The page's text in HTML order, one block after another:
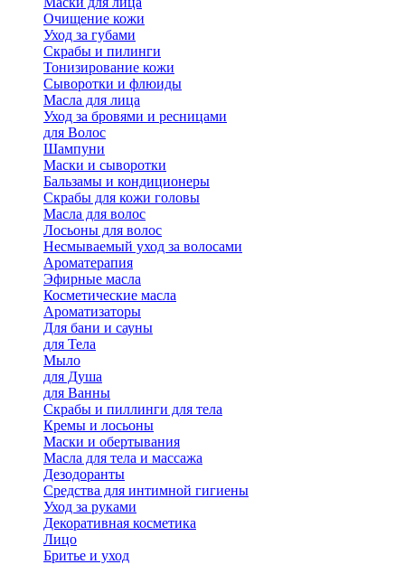
Очищение кожи
Уход за губами
Скрабы и пилинги
Тонизирование кожи
Сыворотки и флюиды
Масла для лица
Уход за бровями и ресницами
для Волос
Шампуни
Маски и сыворотки
Бальзамы и кондиционеры
Скрабы для кожи головы
Масла для волос
Лосьоны для волос
Несмываемый уход за волосами
Ароматерапия
Эфирные масла
Косметические масла
Ароматизаторы
Для бани и сауны
для Тела
Мыло
для Душа
для Ванны
Скрабы и пиллинги для тела
Кремы и лосьоны
Маски и обертывания
Масла для тела и массажа
Дезодоранты
Средства для интимной гигиены
Уход за руками
Декоративная косметика
Лицо
Бритье и уход